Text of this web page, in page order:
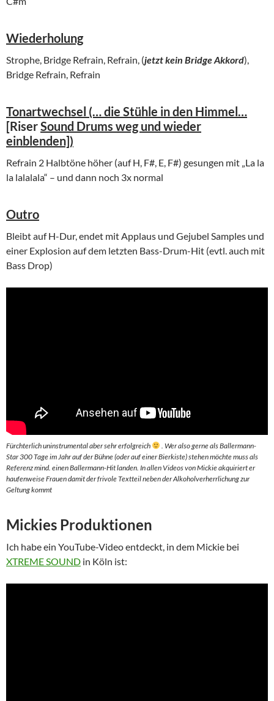
Wiederholung
Strophe, Bridge Refrain, Refrain, (jetzt kein Bridge Akkord),
Bridge Refrain, Refrain
Tonartwechsel (… die Stühle in den Himmel…
[RiserSound Drums weg und wieder
einblenden])
Refrain 2 Halbtöne höher (auf H, F#, E, F#) gesungen mit „La la
la lalalala“ – und dann noch 3x normal
Outro
Bleibt auf H-Dur, endet mit Applaus und Gejubel Samples und
einer Explosion auf dem letzten Bass-Drum-Hit (evtl. auch mit
Bass Drop)
Fürchterlich uninstrumental aber sehr erfolgreich
. Wer also gerne als Ballermann-
Star 300 Tage im Jahr auf der Bühne (oder auf einer Bierkiste) stehen möchte muss als
Referenz mind. einen Ballermann-Hit landen. In allen Videos von Mickie akquiriert er
haufenweise Frauen damit der frivole Textteil neben der Alkoholverherrlichung zur
Geltung kommt
Mickies Produktionen
Ich habe ein YouTube-Video entdeckt, in dem Mickie bei
XTREME SOUND in Köln ist: